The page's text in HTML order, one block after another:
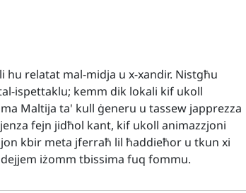
relatat mal-midja u x-xandir. Nistgħu
ispettaklu; kemm dik lokali kif ukoll
Maltija ta' kull ġeneru u tassew japprezza
fejn jidħol kant, kif ukoll animazzjoni
kbir meta jferraħ lil ħaddieħor u tkun xi
iżomm tbissima fuq fommu.